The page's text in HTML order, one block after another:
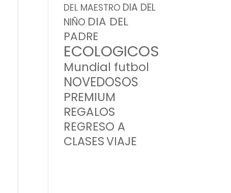
DEL MAESTRO DIA DEL
NIÑO DIA DEL
PADRE
ECOLOGICOS
Mundial futbol
NOVEDOSOS
PREMIUM
REGALOS
REGRESO A
CLASESVIAJE